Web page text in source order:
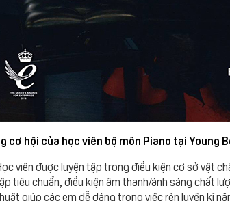
cơ hội của học viên bộ môn Piano tại Young
viên được luyện tập trong điều kiện cơ sở vật
tiêu chuẩn, điều kiện âm thanh/ánh sáng chất
giúp các em dễ dàng trong việc rèn luyện kĩ